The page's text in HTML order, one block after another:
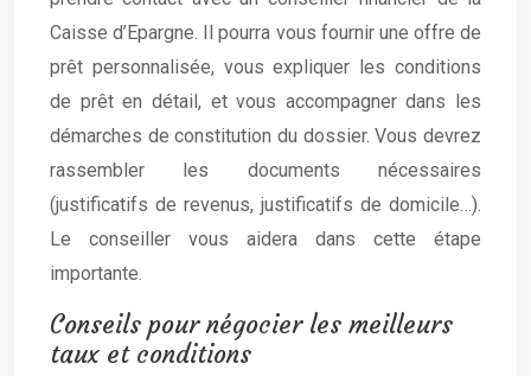
Caisse d’Epargne. Il pourra vous fournir une offre de
prêt personnalisée, vous expliquer les conditions
de prêt en détail, et vous accompagner dans les
démarches de constitution du dossier. Vous devrez
rassembler les documents nécessaires
(justificatifs de revenus, justificatifs de domicile…).
Le conseiller vous aidera dans cette étape
importante.
Conseils pour négocier les meilleurs
taux et conditions